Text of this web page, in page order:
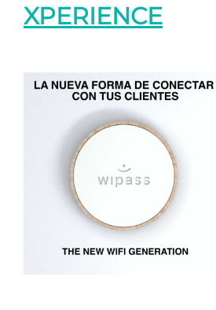
XPERIENCE